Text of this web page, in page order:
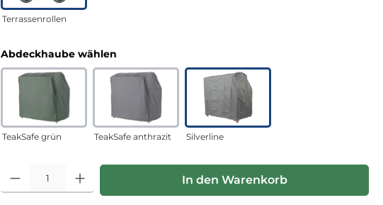
Terrassenrollen
Abdeckhaube wählen
TeakSafe grün TeakSafe anthrazit Silverline
Produkt Anzahl: Gib den gewünschten Wert ein oder benutze die
In den Warenkorb